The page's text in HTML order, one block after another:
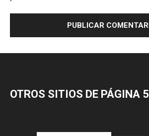
OTROS SITIOS DE PÁGINA 5